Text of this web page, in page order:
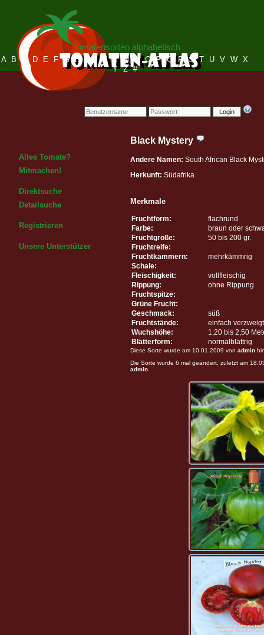
Login
Tomatensorten alphabetisch
A B C D E F G H I J K L M N O P Q R S T U V W X
Y Z #
Alles Tomate?
Mitmachen!
Direktsuche
Detailsuche
Registrieren
Unsere Unterstützer
Black Mystery
Andere Namen: South African Black
Herkunft: Südafrika
Merkmale
Fruchtform:
flachrund
Farbe:
braun oder
Fruchtgröße:
50 bis 200 gr.
Fruchtreife:
Fruchtkammern:
mehrkämmrig
Schale:
Fleischigkeit:
vollfleischig
Rippung:
ohne Rippung
Fruchtspitze:
Grüne Frucht:
Geschmack:
süß
Fruchtstände:
einfach verzweigt
Wuchshöhe:
1,20 bis 2,50
Blätterform:
normalblättrig
Diese Sorte wurde am 10.01.2009 von admin
Die Sorte wurde 6 mal geändert, zuletzt am
admin